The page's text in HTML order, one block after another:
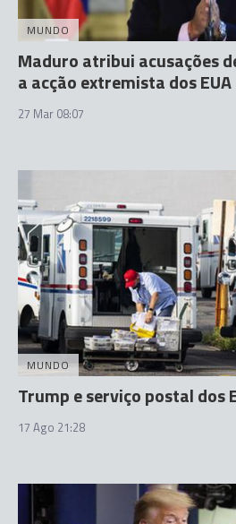
MUNDO
Maduro atribui acusações
a acção extremista dos EUA
27 Mar 08:07
MUNDO
Trump e serviço postal dos
17 Ago 21:28